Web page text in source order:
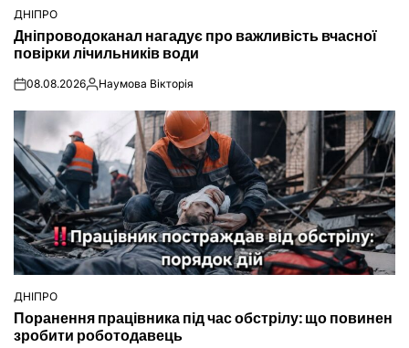
ОПУБЛІКУВАТИ
У
ДНІПРО
Дніпроводоканал нагадує про важливість вчасної
повірки лічильників води
on08.08.2026Опубліковано
Наумова Вікторія
ОПУБЛІКУВАТИ
ДНІПРО
Поранення працівника під час обстрілу: що повинен
зробити роботодавець